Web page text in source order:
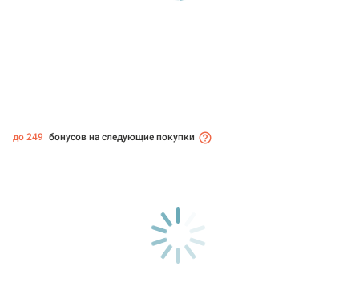
до 249 бонусов на следующие покупки